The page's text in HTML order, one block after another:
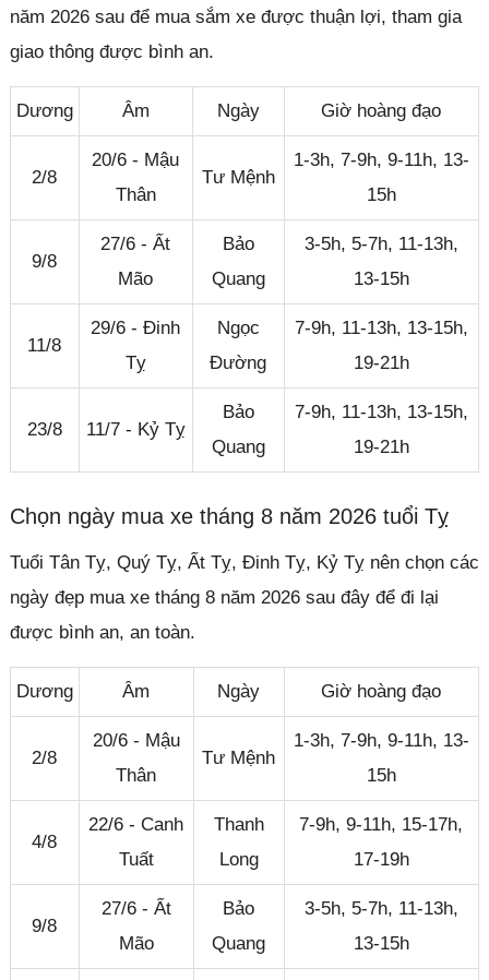
năm 2026 sau để mua sắm xe được thuận lợi, tham gia
giao thông được bình an.
Dương Âm Ngày Giờ hoàng đạo
2/8
20/6 - Mậu
Thân
Tư Mệnh
1-3h, 7-9h, 9-11h, 13-
15h
9/8
27/6 - Ất
Mão
Bảo
Quang
3-5h, 5-7h, 11-13h,
13-15h
11/8
29/6 - Đinh
Tỵ
Ngọc
Đường
7-9h, 11-13h, 13-15h,
19-21h
23/8 11/7 - Kỷ Tỵ
Bảo
Quang
7-9h, 11-13h, 13-15h,
19-21h
Chọn ngày mua xe tháng 8 năm 2026 tuổi Tỵ
Tuổi Tân Tỵ, Quý Tỵ, Ất Tỵ, Đinh Tỵ, Kỷ Tỵ nên chọn các
ngày đẹp mua xe tháng 8 năm 2026 sau đây để đi lại
được bình an, an toàn.
Dương Âm Ngày Giờ hoàng đạo
2/8
20/6 - Mậu
Thân
Tư Mệnh
1-3h, 7-9h, 9-11h, 13-
15h
4/8
22/6 - Canh
Tuất
Thanh
Long
7-9h, 9-11h, 15-17h,
17-19h
9/8
27/6 - Ất
Mão
Bảo
Quang
3-5h, 5-7h, 11-13h,
13-15h